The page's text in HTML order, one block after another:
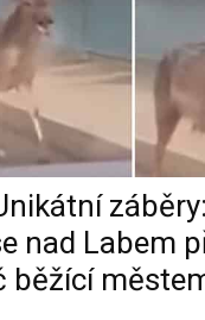
nad Labem
běžící